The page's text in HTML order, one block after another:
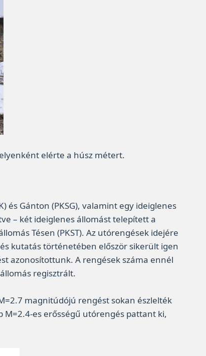
elérte a húsz métert.
Gánton (PKSG), valamint egy ideiglenes
– két ideiglenes állomást telepített a
Tésen (PKST). Az utórengések idejére
kutatás történetében először sikerült igen
azonosítottunk. A rengések száma ennél
regisztrált.
magnitúdójú rengést sokan észlelték
es erősségű utórengés pattant ki,